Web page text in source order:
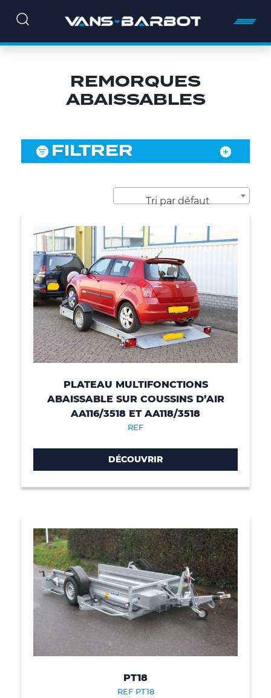
REMORQUES
ABAISSABLES
FILTRER
Tri par défaut
PLATEAU MULTIFONCTIONS
ABAISSABLE SUR COUSSINS D’AIR
AA116/3518 ET AA118/3518
REF
DÉCOUVRIR
PT18
REF PT18